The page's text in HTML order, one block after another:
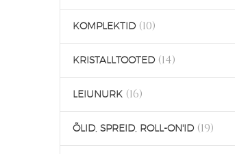
KOMPLEKTID (10)
KRISTALLTOOTED (14)
LEIUNURK (16)
ÕLID, SPREID, ROLL-ON'ID (19)